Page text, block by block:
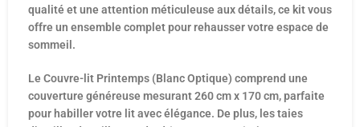
qualité et une attention méticuleuse aux détails, ce kit vous
offre un ensemble complet pour rehausser votre espace de
sommeil.
Le Couvre-lit Printemps (Blanc Optique) comprend une
couverture généreuse mesurant 260 cm x 170 cm, parfaite
pour habiller votre lit avec élégance. De plus, les taies